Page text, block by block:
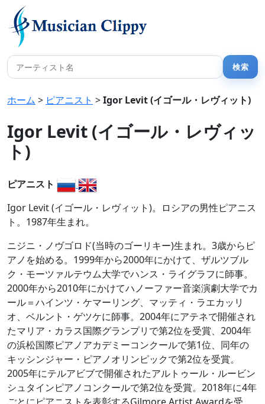
ホーム > ピアニスト >Igor Levit (イゴール・レヴィット)
Igor Levit (イゴール・レヴィッ
ト)
ピアニスト
Igor Levit (イゴール・レヴィット)。ロシアの男性ピアニス
ト。1987年生まれ。
ニジニ・ノヴゴロド(当時のゴーリキー)生まれ。3歳からピ
アノを始める。1999年から2000年にかけて、ザルツブル
ク・モーツァルテウム大学でハンス・ライグラフに師事。
2000年から2010年にかけてハノーファー音楽演劇大学でカ
ール＝ハインツ・ケマーリング、マッティ・ラエカッリ
オ、ベルント・ゲツケに師事。2004年にアテネで開催され
たマリア・カラス国際グランプリで第2位を受賞、2004年
の浜松国際ピアノアカデミーコンクールで第1位、同年の
キッシンジャー・ピアノオリンピックで第2位を受賞。
2005年にテルアビブで開催されたアルトゥール・ルービン
シュタインピアノコンクールで第2位を受賞。2018年に4年